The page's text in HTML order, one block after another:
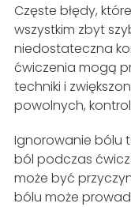
Częste błędy,
wszystkim zbyt
niedostateczna
ćwiczenia mogą
techniki i
powolnych,
Ignorowanie bólu
ból podczas
może być
bólu może